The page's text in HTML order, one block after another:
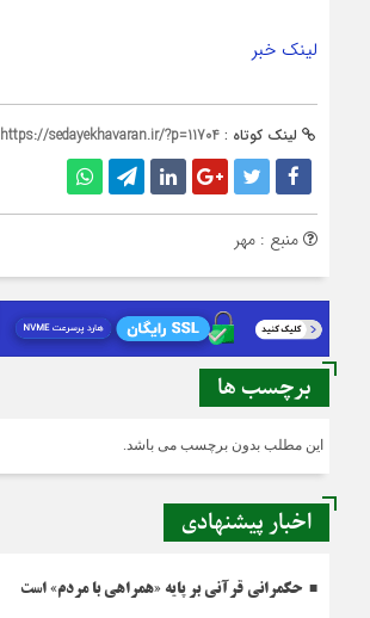
لینک خبر
لینک کوتاه : https://sedayekhavaran.ir/?p=11704
منبع : مهر
برچسب ها
این مطلب بدون برچسب می باشد.
اخبار پیشنهادی
حکمرانی قرآنی بر پایه «همراهی با مردم» است